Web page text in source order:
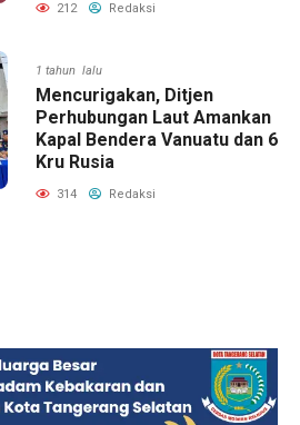
212 Redaksi
1 tahun lalu
Mencurigakan, Ditjen
Perhubungan Laut Amankan
Kapal Bendera Vanuatu dan 6
Kru Rusia
314 Redaksi